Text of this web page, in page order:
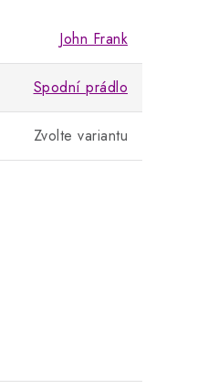
John Frank
Spodní prádlo
Zvolte variantu